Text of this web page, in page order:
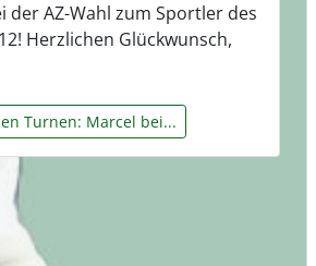
der AZ-Wahl zum Sportler des
Herzlichen Glückwunsch,
Turnen: Marcel bei...